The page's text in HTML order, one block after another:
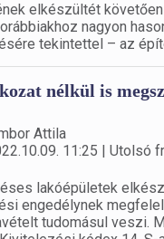
elkészültét
nagyon
tekintettel – az
nélkül is
Attila
11:25 | Utolsó
lakóépületek
engedélynek
tudomásul veszi.